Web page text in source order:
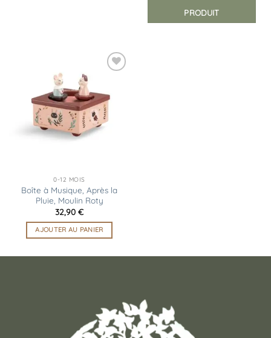
PRODUIT
liste
d’envies
0-12 MOIS
Boîte à Musique, Après la
Pluie, Moulin Roty
32,90 €
AJOUTER AU PANIER